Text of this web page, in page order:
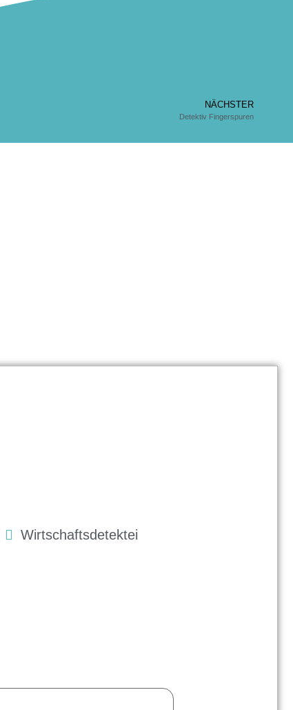
NÄCHSTER
Detektiv Fingerspuren
Wirtschaftsdetektei